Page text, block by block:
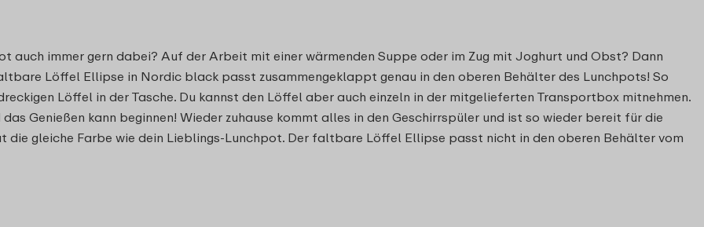
immer gern dabei? Auf der Arbeit mit einer wärmenden Suppe oder im Zug mit Joghurt und Obst? Dann
Löffel Ellipse in Nordic black passt zusammengeklappt genau in den oberen Behälter des Lunchpots! So
Löffel in der Tasche. Du kannst den Löffel aber auch einzeln in der mitgelieferten Transportbox mitnehmen.
Genießen kann beginnen! Wieder zuhause kommt alles in den Geschirrspüler und ist so wieder bereit für die
die gleiche Farbe wie dein Lieblings-Lunchpot. Der faltbare Löffel Ellipse passt nicht in den oberen Behälter vom